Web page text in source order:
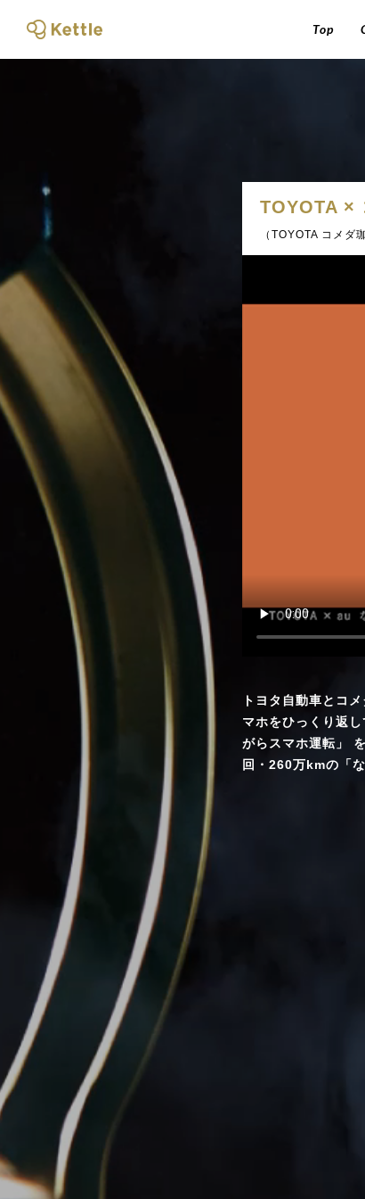
Top
TOYOTA ×
（TOYOTA コメダ
トヨタ自動車とコ
マホをひっくり返
がらスマホ運転」
回・260万kmの「